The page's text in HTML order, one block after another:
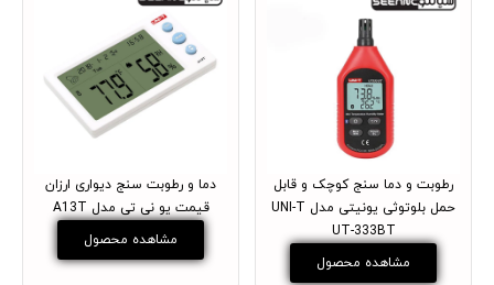
رطوبت و دما سنج کوچک و قابل
حمل بلوتوثی یونیتی مدل UNI-T
UT-333BT
مشاهده محصول
دما و رطوبت سنج دیواری ارزان
قیمت یو نی تی مدل A13T
مشاهده محصول